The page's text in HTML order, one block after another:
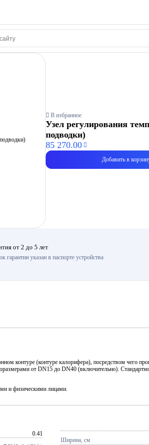
В избранное
Узел регулирования
подводки)
85 270.00
Добавить в
от 2 до 5 лет
гарантии указан в паспорте устройства
контуре (контуре калорифера), посредством чего
от DN15 до DN40 (включительно).
и физическими лицами.
0.41
Ширина, см